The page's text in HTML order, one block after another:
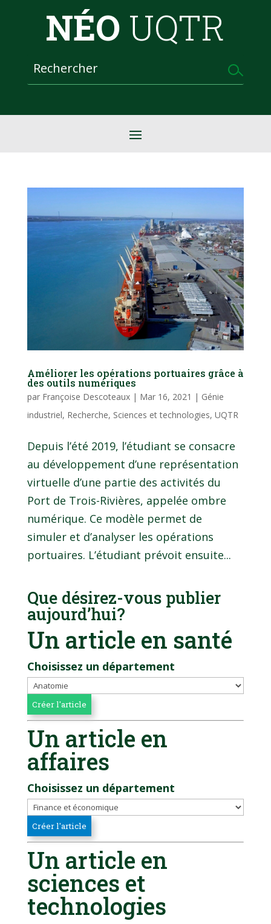
NÉO UQTR
Améliorer les opérations portuaires grâce à
des outils numériques
par Françoise Descoteaux| Mar 16, 2021 | Génie
industriel, Recherche, Sciences et technologies, UQTR
Depuis l’été 2019, l’étudiant se consacre
au développement d’une représentation
virtuelle d’une partie des activités du
Port de Trois-Rivières, appelée ombre
numérique. Ce modèle permet de
simuler et d’analyser les opérations
portuaires. L’étudiant prévoit ensuite...
Que désirez-vous publier
aujourd’hui?
Un article en santé
Choisissez un département
Un article en
affaires
Choisissez un département
Un article en
sciences et
technologies